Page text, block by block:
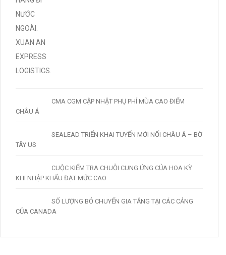
CMA CGM CẬP NHẬT PHỤ PHÍ MÙA CAO ĐIỂM
CHÂU Á
SEALEAD TRIỂN KHAI TUYẾN MỚI NỐI CHÂU Á – BỜ
TÂY US
CUỘC KIỂM TRA CHUỖI CUNG ỨNG CỦA HOA KỲ
KHI NHẬP KHẨU ĐẠT MỨC CAO
SỐ LƯỢNG BỎ CHUYẾN GIA TĂNG TẠI CÁC CẢNG
CỦA CANADA